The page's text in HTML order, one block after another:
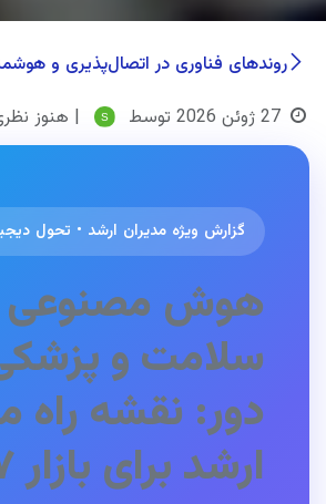
روندهای فناوری در اتصال‌پذیری و
27 ژوئن 2026
توسط | هنوز
گزارش ویژه مدیران ارشد • تحول
هوش مصنوعی
سلامت و پزشکی
دور: نقشه راه